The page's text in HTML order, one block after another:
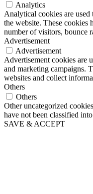
Analytics
Analytical cookies are
the website. These cookies
number of visitors, bounce
Advertisement
Advertisement
Advertisement cookies are
and marketing campaigns.
websites and collect
Others
Others
Other uncategorized
have not been classified
SAVE & ACCEPT